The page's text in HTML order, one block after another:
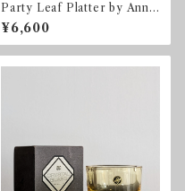
Party Leaf Platter by Ann
& Göran Wärff for Kosta B
oda コスタ・ボダ スウェ
ーデン
¥6,600